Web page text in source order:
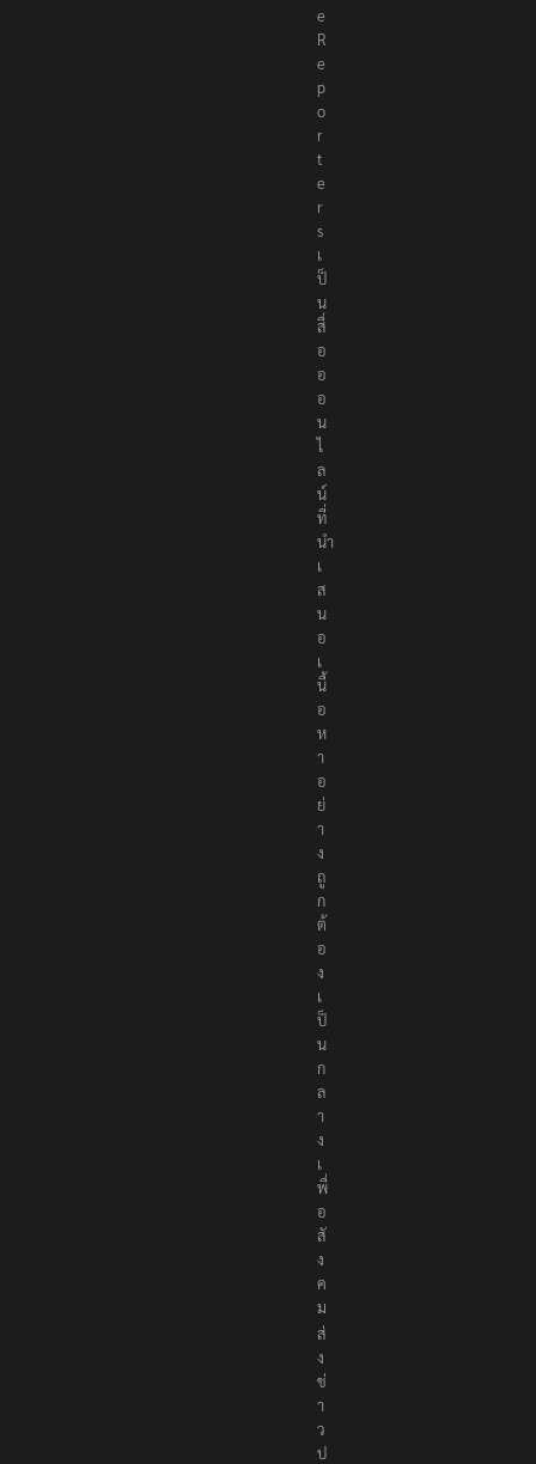
h
e
R
e
p
o
r
t
e
r
s
เ
ป็
น
สื่
อ
อ
อ
น
ไ
ล
น์
ที่
นำ
เ
ส
น
อ
เ
นื้
อ
ห
า
อ
ย่
า
ง
ถู
ก
ต้
อ
ง
เ
ป็
น
ก
ล
า
ง
เ
พื่
อ
สั
ง
ค
ม
ส่
ง
ข่
า
ว